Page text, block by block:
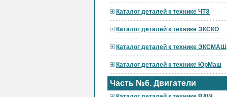
Каталог деталей к технике ЧТЗ
Каталог деталей к технике ЭКСКО
Каталог деталей к технике ЭКСМАШ
Каталог деталей к технике ЮрМаш
Часть №6. Двигатели